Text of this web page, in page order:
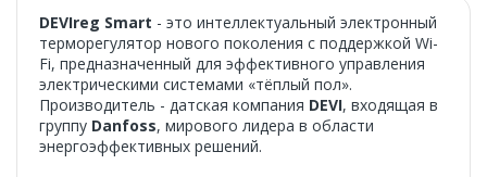
DEVIreg Smart - это интеллектуальный электронный
терморегулятор нового поколения с поддержкой Wi-
Fi, предназначенный для эффективного управления
электрическими системами «тёплый пол».
Производитель - датская компания DEVI, входящая в
группу Danfoss, мирового лидера в области
энергоэффективных решений.